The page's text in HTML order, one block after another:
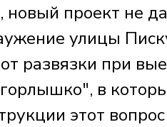
новый проект не
улицы
развязки при
в
этот